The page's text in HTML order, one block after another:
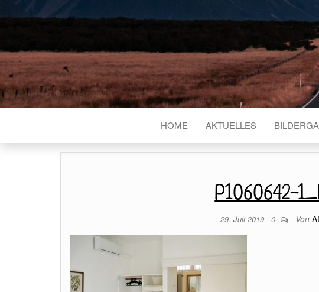
HOME AKTUELLES
P1060642-
29. Juli 2019 0 Von